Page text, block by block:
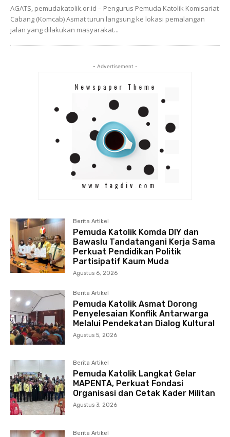
AGATS, pemudakatolik.or.id – Pengurus Pemuda Katolik Komisariat
Cabang (Komcab) Asmat turun langsung ke lokasi pemalangan
jalan yang dilakukan masyarakat...
- Advertisement -
Berita Artikel
Pemuda Katolik Komda DIY dan
Bawaslu Tandatangani Kerja Sama
Perkuat Pendidikan Politik
Partisipatif Kaum Muda
Agustus 6, 2026
Berita Artikel
Pemuda Katolik Asmat Dorong
Penyelesaian Konflik Antarwarga
Melalui Pendekatan Dialog Kultural
Agustus 5, 2026
Berita Artikel
Pemuda Katolik Langkat Gelar
MAPENTA, Perkuat Fondasi
Organisasi dan Cetak Kader Militan
Agustus 3, 2026
Berita Artikel